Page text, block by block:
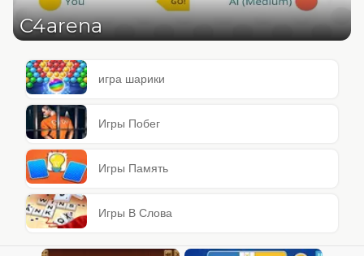
C4arena
игра шарики
Игры Побег
Игры Память
Игры В Слова